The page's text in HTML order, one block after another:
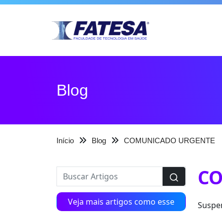
Blog
Início Blog COMUNICADO URGENTE
Veja mais artigos como esse